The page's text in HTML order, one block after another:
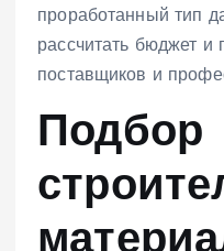
проработанный тип
рассчитать бюджет и
поставщиков и
Подбор